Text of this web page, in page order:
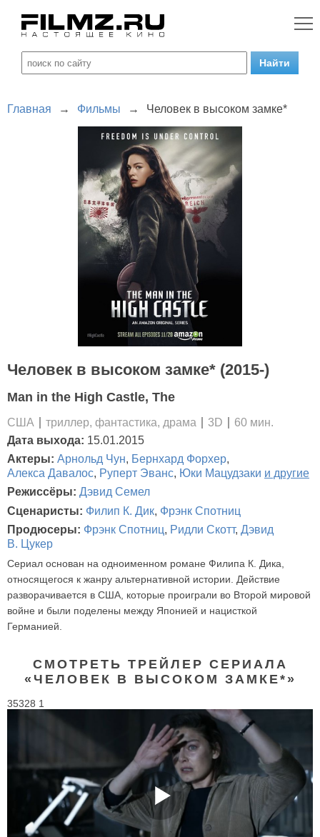
Главная → Фильмы → Человек в высоком замке*
Человек в высоком замке* (2015-)
Man in the High Castle, The
США триллер, фантастика, драма 3D
60 мин.
Дата выхода: 15.01.2015
Актеры: Арнольд Чун, Бернхард Форхер,
Алекса Давалос, Руперт Эванс, Юки Мацудзаки и другие
Режиссёры: Дэвид Семел
Сценаристы: Филип К. Дик, Фрэнк Спотниц
Продюсеры: Фрэнк Спотниц, Ридли Скотт, Дэвид
В. Цукер
Сериал основан на одноименном романе Филипа К. Дика,
относящегося к жанру альтернативной истории. Действие
разворачивается в США, которые проиграли во Второй мировой
войне и были поделены между Японией и нацисткой
Германией.
СМОТРЕТЬ ТРЕЙЛЕР СЕРИАЛА
«ЧЕЛОВЕК В ВЫСОКОМ ЗАМКЕ*»
35328 1